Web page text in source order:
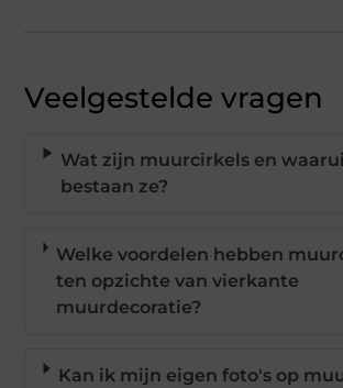
Veelgestelde vragen
Wat zijn muurcirkels en
bestaan ze?
Welke voordelen hebben
ten opzichte van vierkante
muurdecoratie?
Kan ik mijn eigen foto's op